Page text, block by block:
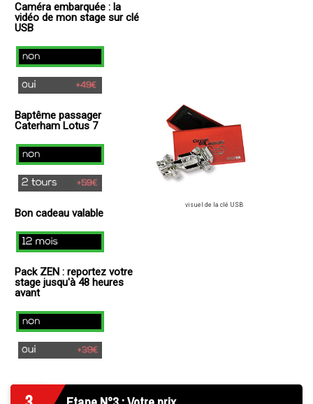
visuel de la clé USB
Caméra embarquée : la
vidéo de mon stage sur clé
USB
non
oui
+
Baptême passager
Caterham Lotus 7
non
2
(+
59€
)
Bon cadeau valable
12
Pack ZEN : reportez votre
stage jusqu'à 48 heures
avant
Non
Oui
39€